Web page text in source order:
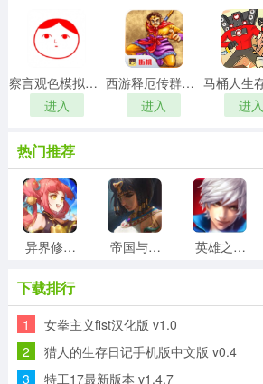
察言观色模拟器手机正版
进入
西游释厄传群魔乱舞通用版
进入
进入
热门推荐
异界修真直装版 帝国与文明游戏最新版 英雄之剑手游免费版
全民突击直装游戏版 兽人战争通用版
下载排行
1 女拳主义fist汉化版 v1.0
2 猎人的生存日记手机版中文版 v0.4
3 特工17最新版本 v1.4.7